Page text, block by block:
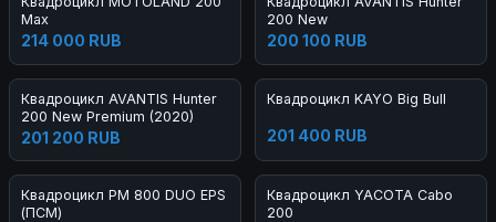
Max
214 000 RUB
200 New
200 100 RUB
Квадроцикл AVANTIS Hunter
200 New Premium (2020)
201 200 RUB
Квадроцикл KAYO Big Bull
201 400 RUB
Квадроцикл РМ 800 DUO EPS
(ПСМ)
Квадроцикл YACOTA Cabo
200